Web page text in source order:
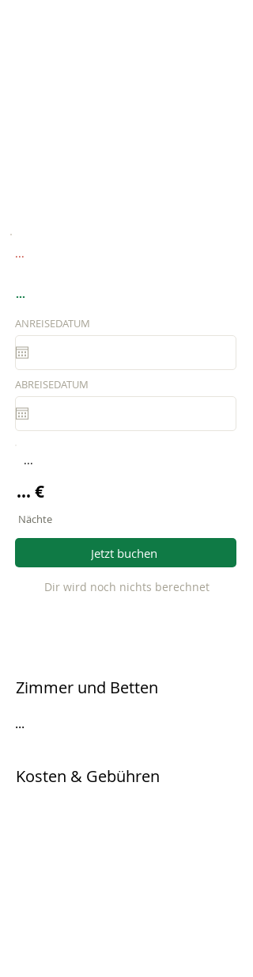
...
...
ANREISEDATUM
ABREISEDATUM
...
... €
Nächte
Jetzt buchen
Dir wird noch nichts berechnet
Zimmer und Betten
...
Kosten & Gebühren